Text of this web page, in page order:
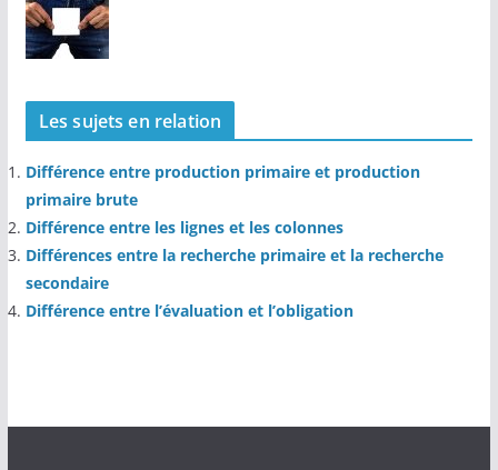
Les sujets en relation
Différence entre production primaire et production
primaire brute
Différence entre les lignes et les colonnes
Différences entre la recherche primaire et la recherche
secondaire
Différence entre l’évaluation et l’obligation